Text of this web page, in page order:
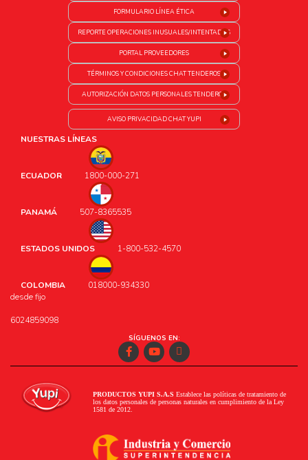
FORMULARIO LÍNEA ÉTICA
REPORTE OPERACIONES INUSUALES/INTENTADAS
PORTAL PROVEEDORES
TÉRMINOS Y CONDICIONES CHAT TENDEROS
AUTORIZACIÓN DATOS PERSONALES TENDEROS
AVISO PRIVACIDAD CHAT YUPI
NUESTRAS LÍNEAS
ECUADOR 1800-000-271
PANAMÁ 507-8365535
ESTADOS UNIDOS 1-800-532-4570
COLOMBIA
018000-934330
desde fijo
6024859098
SÍGUENOS EN:
FacebookYoutubeInstagram
PRODUCTOS YUPI S.A.S Establece las políticas de tratamiento de
los datos personales de personas naturales en cumplimiento de la Ley
1581 de 2012.